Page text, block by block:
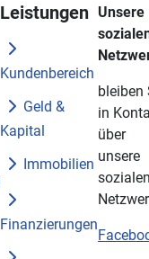
Leistungen
Kundenbereich
Geld &
Kapital
Immobilien
Finanzierungen
Unsere
bleiben
in
über
unsere